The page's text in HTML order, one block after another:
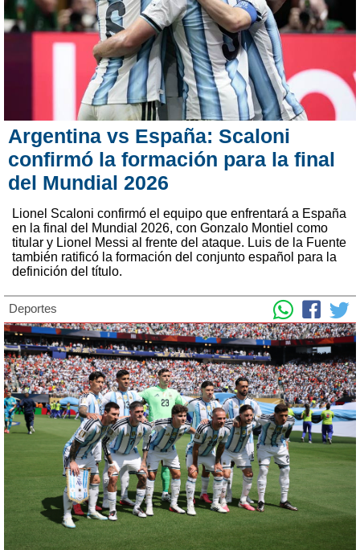
Argentina vs España: Scaloni
confirmó la formación para la final
del Mundial 2026
Lionel Scaloni confirmó el equipo que enfrentará a España
en la final del Mundial 2026, con Gonzalo Montiel como
titular y Lionel Messi al frente del ataque. Luis de la Fuente
también ratificó la formación del conjunto español para la
definición del título.
Deportes